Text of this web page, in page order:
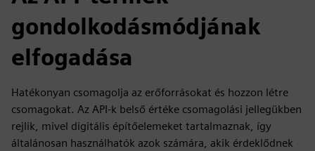
gondolkodásmódjának
elfogadása
Hatékonyan csomagolja az erőforrásokat és hozzon létre
csomagokat. Az API-k belső értéke csomagolási jellegükben
rejlik, mivel digitális építőelemeket tartalmaznak, így
általánosan használhatók azok számára, akik érdeklődnek